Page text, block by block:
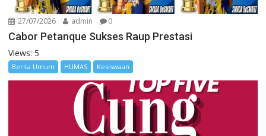
27/07/2026 admin 0
Cabor Petanque Sukses Raup Prestasi
Views: 5
Berita Umum HUMAS Kesiswaan